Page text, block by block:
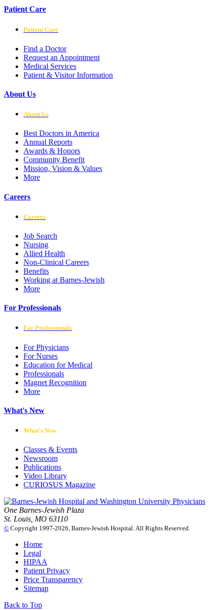
Patient Care
Patient Care
Find a Doctor
Request an Appointment
Medical Services
Patient & Visitor Information
About Us
About Us
Best Doctors in America
Annual Reports
Awards & Honors
Community Benefit
Mission, Vision & Values
More
Careers
Careers
Job Search
Nursing
Allied Health
Non-Clinical Careers
Benefits
Working at Barnes-Jewish
More
For Professionals
For Professionals
For Physicians
For Nurses
Education for Medical
Professionals
Magnet Recognition
More
What's New
What's New
Classes & Events
Newsroom
Publications
Video Library
CURIOSUS Magazine
One Barnes-Jewish Plaza
St. Louis, MO 63110
© Copyright 1997-2026, Barnes-Jewish Hospital. All Rights Reserved.
Home
Legal
HIPAA
Patient Privacy
Price Transparency
Sitemap
Back to Top